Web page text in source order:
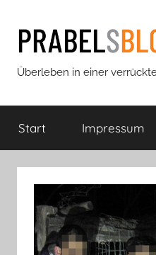
Inhalt
springen
Prabels
Blog
Überleben in einer
Start Impressum